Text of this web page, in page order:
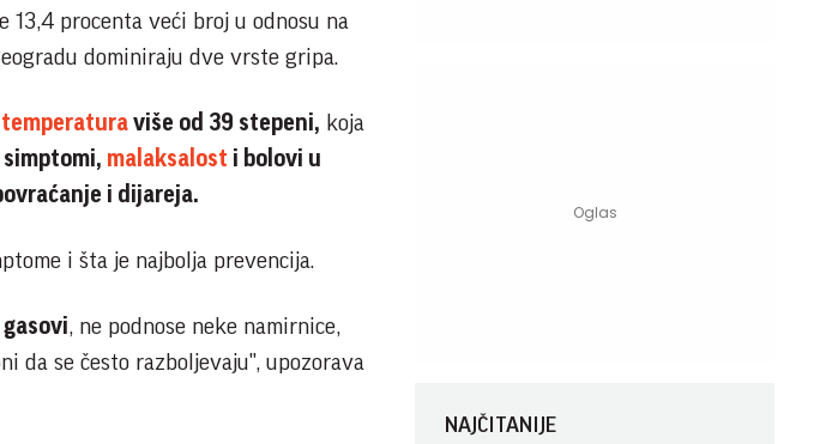
procenta veći broj u odnosu na
dominiraju dve vrste gripa.
više od 39 stepeni, koja
malaksalost i bolovi u
i dijareja.
i šta je najbolja prevencija.
, ne podnose neke namirnice,
da se često razboljevaju", upozorava
NAJČITANIJE